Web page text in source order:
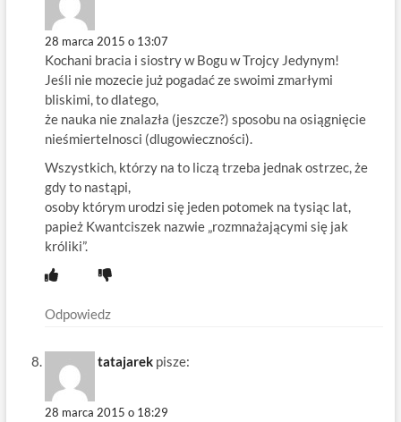
28 marca 2015 o 13:07
Kochani bracia i siostry w Bogu w Trojcy Jedynym!
Jeśli nie mozecie już pogadać ze swoimi zmarłymi
bliskimi, to dlatego,
że nauka nie znalazła (jeszcze?) sposobu na osiągnięcie
nieśmiertelnosci (dlugowieczności).
Wszystkich, którzy na to liczą trzeba jednak ostrzec, że
gdy to nastąpi,
osoby którym urodzi się jeden potomek na tysiąc lat,
papież Kwantciszek nazwie „rozmnażającymi się jak
króliki”.
Odpowiedz
tatajarek pisze:
28 marca 2015 o 18:29